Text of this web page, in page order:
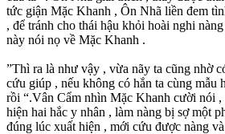
tức giận Mặc Khanh , Ôn Nhã liền đem
, để tránh cho thái hậu khỏi hoài nghi
này nói nọ về Mặc Khanh .
”Thì ra là như vậy , vừa nãy ta cũng nhờ
cứu giúp , nếu không có hắn ta cùng mẫu
rồi “.Vân Cẩm nhìn Mặc Khanh cười nói ,
hiện hai hắc y nhân , làm nàng bị sợ một
đúng lúc xuất hiện , mới cứu được nàng